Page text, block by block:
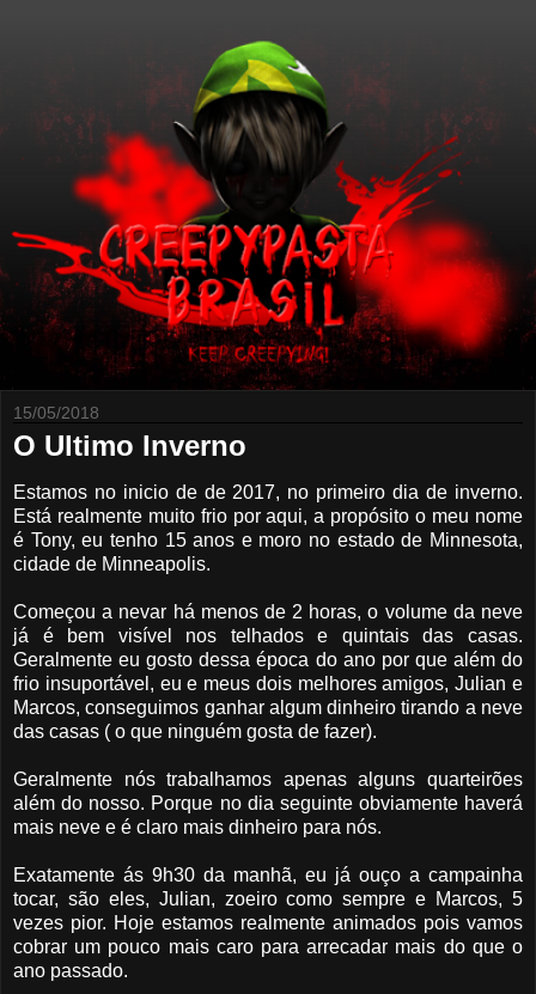
15/05/2018
O Ultimo Inverno
Estamos no inicio de de 2017, no primeiro dia de inverno.
Está realmente muito frio por aqui, a propósito o meu nome
é Tony, eu tenho 15 anos e moro no estado de Minnesota,
cidade de Minneapolis.
Começou a nevar há menos de 2 horas, o volume da neve
já é bem visível nos telhados e quintais das casas.
Geralmente eu gosto dessa época do ano por que além do
frio insuportável, eu e meus dois melhores amigos, Julian e
Marcos, conseguimos ganhar algum dinheiro tirando a neve
das casas ( o que ninguém gosta de fazer).
Geralmente nós trabalhamos apenas alguns quarteirões
além do nosso. Porque no dia seguinte obviamente haverá
mais neve e é claro mais dinheiro para nós.
Exatamente ás 9h30 da manhã, eu já ouço a campainha
tocar, são eles, Julian, zoeiro como sempre e Marcos, 5
vezes pior. Hoje estamos realmente animados pois vamos
cobrar um pouco mais caro para arrecadar mais do que o
ano passado.